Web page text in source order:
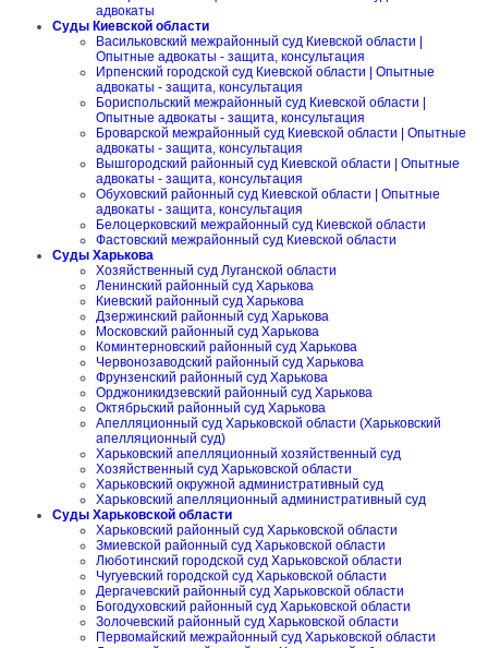
адвокаты
Суды Киевской области
Васильковский межрайонный суд Киевской области |
Опытные адвокаты - защита, консультация
Ирпенский городской суд Киевской области | Опытные
адвокаты - защита, консультация
Бориспольский межрайонный суд Киевской области |
Опытные адвокаты - защита, консультация
Броварской межрайонный суд Киевской области | Опытные
адвокаты - защита, консультация
Вышгородский районный суд Киевской области | Опытные
адвокаты - защита, консультация
Обуховский районный суд Киевской области | Опытные
адвокаты - защита, консультация
Белоцерковский межрайонный суд Киевской области
Фастовский межрайонный суд Киевской области
Суды Харькова
Хозяйственный суд Луганской области
Ленинский районный суд Харькова
Киевский районный суд Харькова
Дзержинский районный суд Харькова
Московский районный суд Харькова
Коминтерновский районный суд Харькова
Червонозаводский районный суд Харькова
Фрунзенский районный суд Харькова
Орджоникидзевский районный суд Харькова
Октябрьский районный суд Харькова
Апелляционный суд Харьковской области (Харьковский
апелляционный суд)
Харьковский апелляционный хозяйственный суд
Хозяйственный суд Харьковской области
Харьковский окружной административный суд
Харьковский апелляционный административный суд
Суды Харьковской области
Харьковский районный суд Харьковской области
Змиевской районный суд Харьковской области
Люботинский городской суд Харьковской области
Чугуевский городской суд Харьковской области
Дергачевский районный суд Харьковской области
Богодуховский районный суд Харьковской области
Золочевский районный суд Харьковской области
Первомайский межрайонный суд Харьковской области